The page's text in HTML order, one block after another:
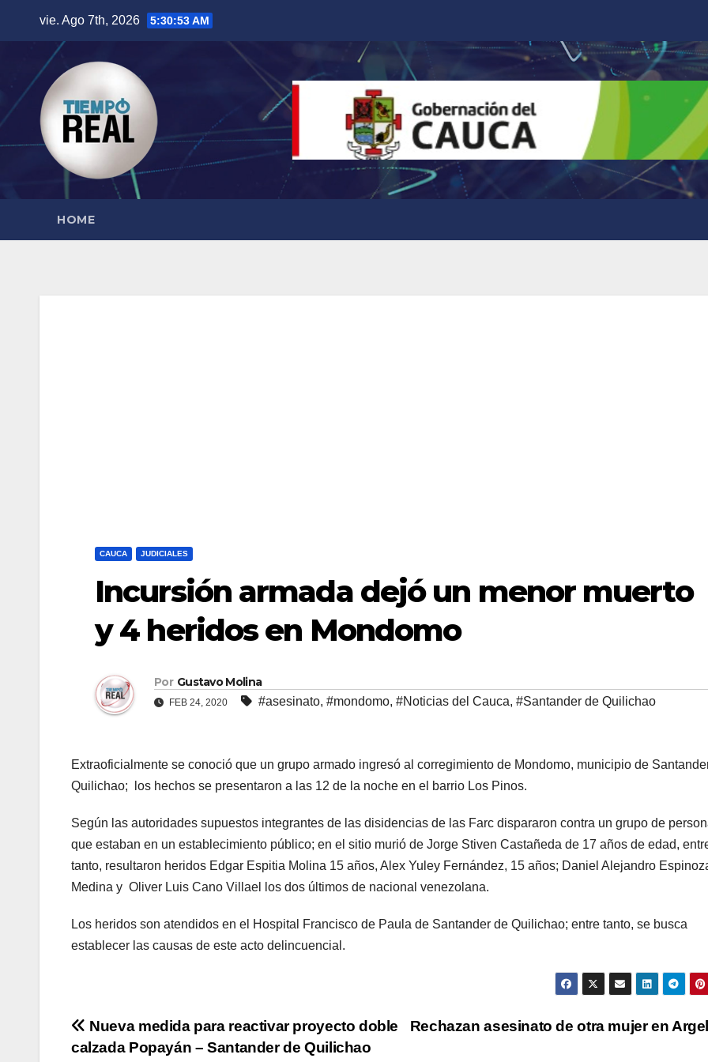
contenido
vie. Ago 7th, 2026 5:30:54 AM
HOME
CAUCA JUDICIALES
Incursión armada dejó un menor muerto
y 4 heridos en Mondomo
Por Gustavo Molina
FEB 24, 2020 #asesinato, #mondomo, #Noticias del Cauca, #Santander de Quilichao
Extraoficialmente se conoció que un grupo armado ingresó al corregimiento de Mondomo, municipio de
Quilichao; los hechos se presentaron a las 12 de la noche en el barrio Los Pinos.
Según las autoridades supuestos integrantes de las disidencias de las Farc dispararon contra un grupo de
que estaban en un establecimiento público; en el sitio murió de Jorge Stiven Castañeda de 17 años de edad,
tanto, resultaron heridos Edgar Espitia Molina 15 años, Alex Yuley Fernández, 15 años; Daniel Alejandro
Medina y Oliver Luis Cano Villael los dos últimos de nacional venezolana.
Los heridos son atendidos en el Hospital Francisco de Paula de Santander de Quilichao; entre tanto, se busca
establecer las causas de este acto delincuencial.
Navegación
Rechazan asesinato de otra mujer en
Nueva medida para reactivar proyecto doble
calzada Popayán – Santander de Quilichao